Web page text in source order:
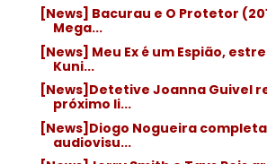
[News] Bacurau e O Protetor
Mega...
[News] Meu Ex é um Espião,
Kuni...
[News]Detetive Joanna Guivel
próximo li...
[News]Diogo Nogueira
audiovisu...